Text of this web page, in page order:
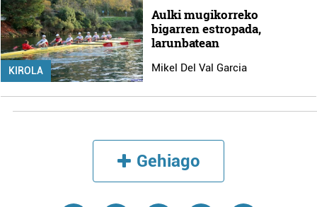
KIROLA
Aulki mugikorreko
bigarren estropada,
larunbatean
Mikel Del Val Garcia
Gehiago